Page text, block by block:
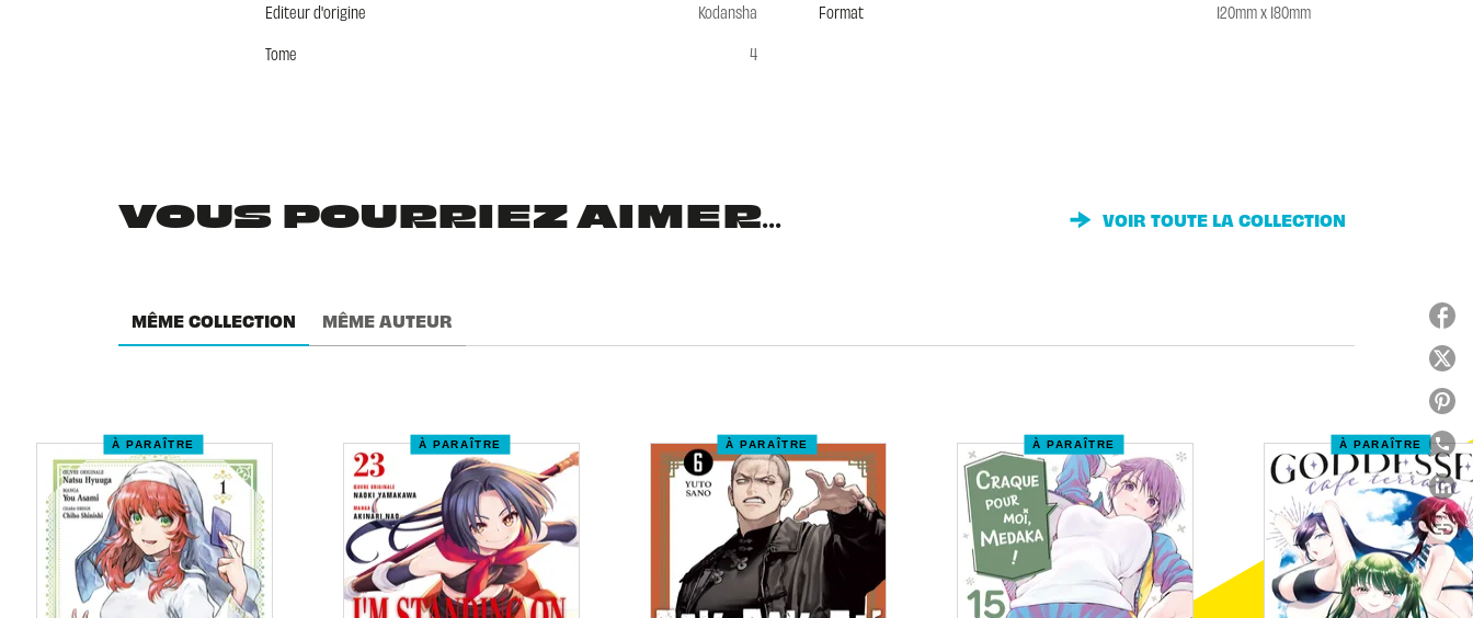
Editeur d'origine
Kodansha
Tome
4
Format
120mm x 180mm
VOUS POURRIEZ AIMER... VOIR TOUTE LA COLLECTION
MÊME COLLECTION MÊME AUTEUR
À PARAÎTRE À PARAÎTRE À PARAÎTRE À PARAÎTRE À PARAÎTRE
link